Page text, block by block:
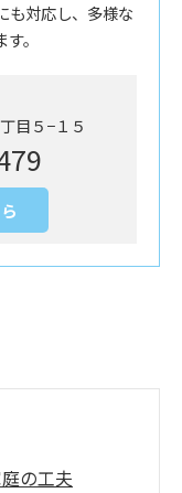
も対応し、多様な
。
目５−１５
の工夫